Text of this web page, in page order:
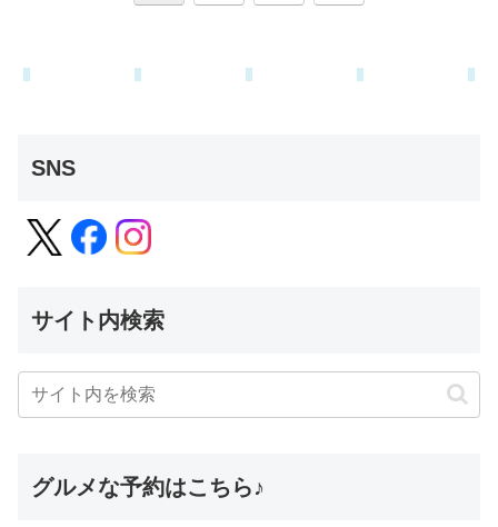
SNS
サイト内検索
グルメな予約はこちら♪